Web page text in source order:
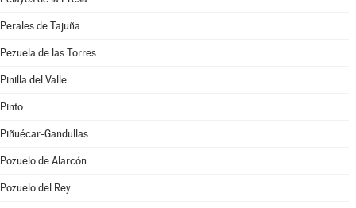
Perales de Tajuña
Pezuela de las Torres
Pinilla del Valle
Pinto
Piñuécar-Gandullas
Pozuelo de Alarcón
Pozuelo del Rey